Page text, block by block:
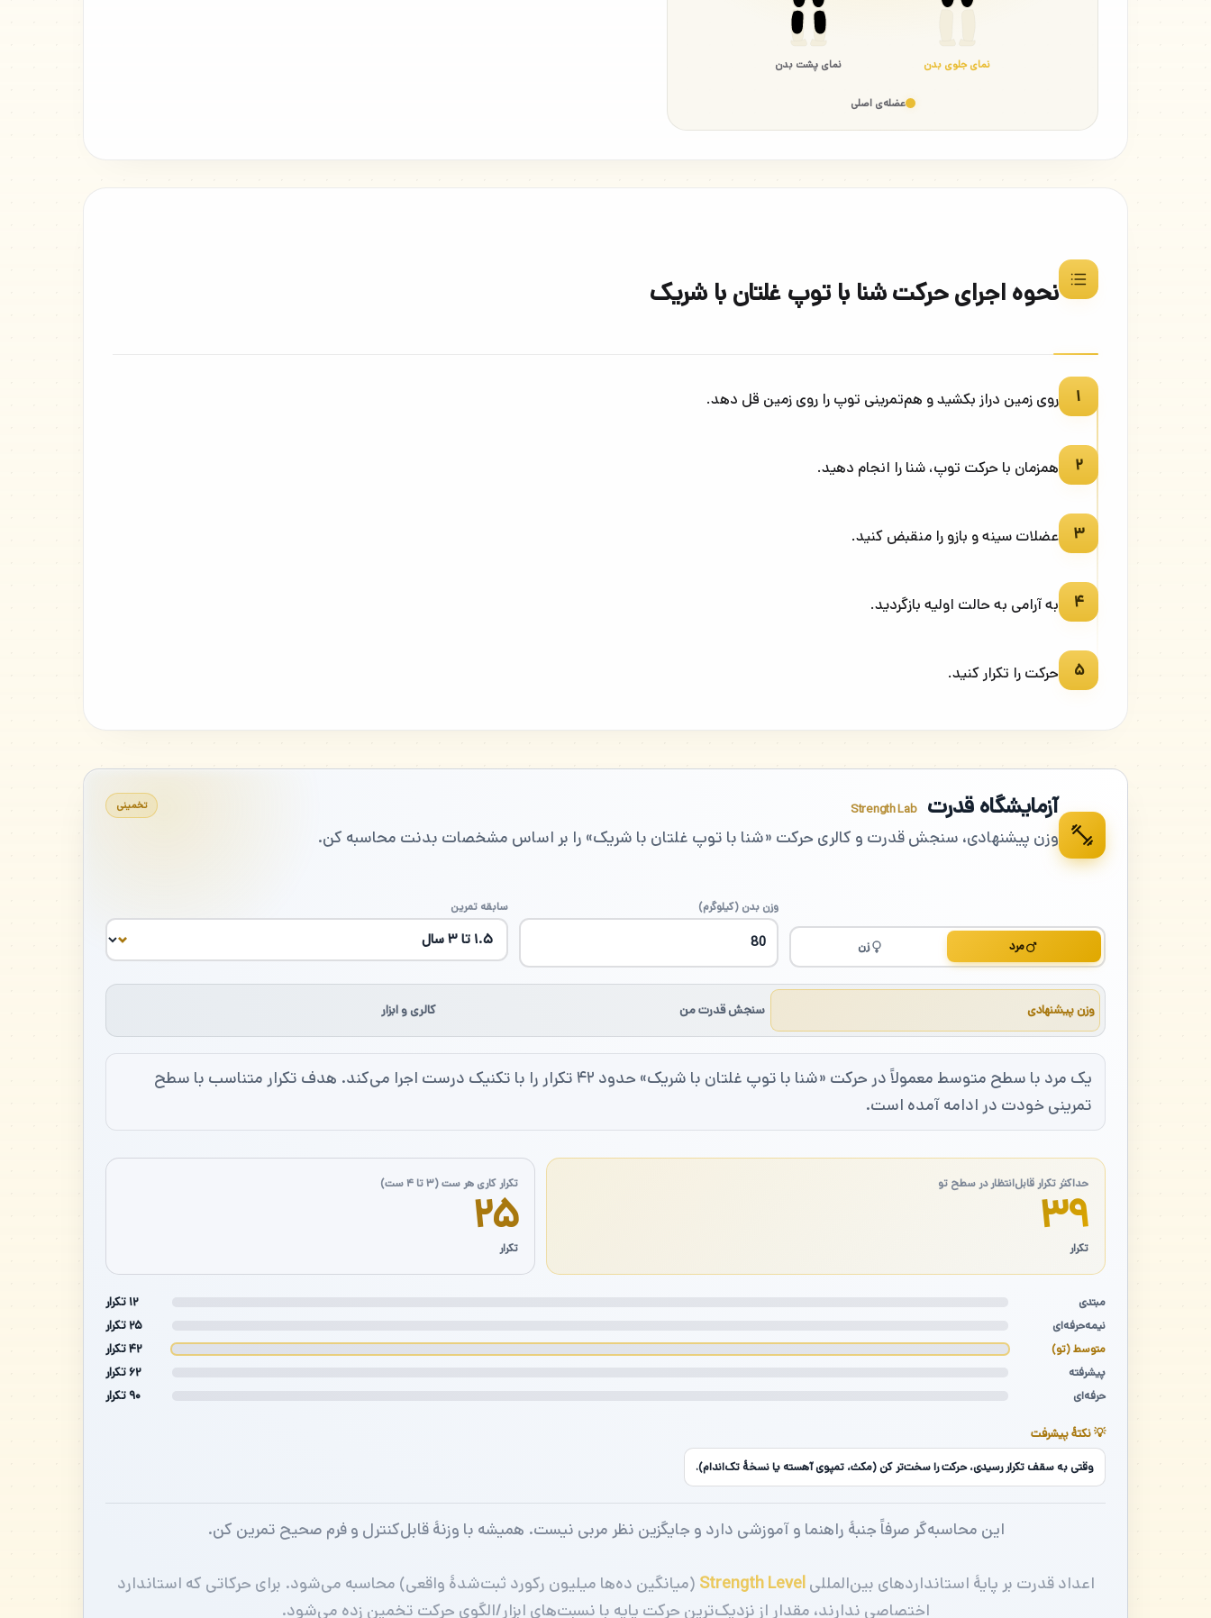
نمای جلوی بدن نمای پشت بدن
عضله‌ی اصلی
نحوه اجرای حرکت شنا با توپ غلتان با شریک
۱ روی زمین دراز بکشید و هم‌تمرینی توپ را روی زمین قل دهد.
۲ همزمان با حرکت توپ، شنا را انجام دهید.
۳ عضلات سینه و بازو را منقبض کنید.
۴ به آرامی به حالت اولیه بازگردید.
۵ حرکت را تکرار کنید.
آزمایشگاه قدرت Strength Lab
وزن پیشنهادی، سنجش قدرت و کالری حرکت «شنا با توپ غلتان با شریک» را بر اساس مشخصات بدنت محاسبه کن.
تخمینی
مرد زن
وزن بدن (کیلوگرم) سابقه تمرین
وزن پیشنهادی سنجش قدرت من کالری و ابزار
یک مرد با سطح متوسط معمولاً در حرکت «شنا با توپ غلتان با شریک» حدود ۴۲ تکرار را با تکنیک درست اجرا می‌کند. هدف تکرار متناسب با سطح
تمرینی خودت در ادامه آمده است.
حداکثر تکرار قابل‌انتظار در سطح تو
۳۹
تکرار
تکرار کاری هر ست (۳ تا ۴ ست)
۲۵
تکرار
مبتدی ۱۲ تکرار
نیمه‌حرفه‌ای ۲۵ تکرار
متوسط (تو) ۴۲ تکرار
پیشرفته ۶۲ تکرار
حرفه‌ای ۹۰ تکرار
💡 نکتهٔ پیشرفت
وقتی به سقف تکرار رسیدی، حرکت را سخت‌تر کن (مکث، تمپوی آهسته یا نسخهٔ تک‌اندام).
این محاسبه‌گر صرفاً جنبهٔ راهنما و آموزشی دارد و جایگزین نظر مربی نیست. همیشه با وزنهٔ قابل‌کنترل و فرم صحیح تمرین کن.
اعداد قدرت بر پایهٔ استانداردهای بین‌المللیStrength Level (میانگین ده‌ها میلیون رکورد ثبت‌شدهٔ واقعی) محاسبه می‌شود. برای حرکاتی که استاندارد
اختصاصی ندارند، مقدار از نزدیک‌ترین حرکت پایه با نسبت‌های ابزار/الگوی حرکت تخمین زده می‌شود.